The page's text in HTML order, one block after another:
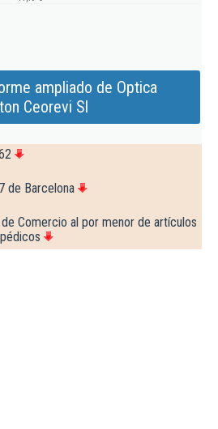
ampliado de Optica
Ceorevi Sl
de Barcelona
Comercio al por menor de artículos